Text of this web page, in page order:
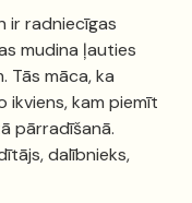
ir radniecīgas
mudina ļauties
Tās māca, ka
ikviens, kam piemīt
pārradīšanā.
dalībnieks,